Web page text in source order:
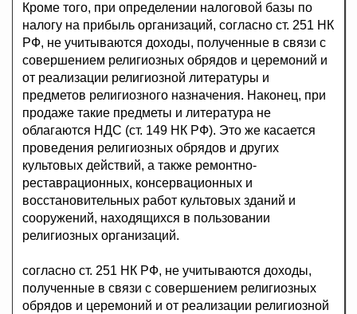
Кроме того, при определении налоговой базы по
налогу на прибыль организаций, согласно ст. 251 НК
РФ, не учитываются доходы, полученные в связи с
совершением религиозных обрядов и церемоний и
от реализации религиозной литературы и
предметов религиозного назначения. Наконец, при
продаже такие предметы и литература не
облагаются НДС (ст. 149 НК РФ). Это же касается
проведения религиозных обрядов и других
культовых действий, а также ремонтно-
реставрационных, консервационных и
восстановительных работ культовых зданий и
сооружений, находящихся в пользовании
религиозных организаций.
согласно ст. 251 НК РФ, не учитываются доходы,
полученные в связи с совершением религиозных
обрядов и церемоний и от реализации религиозной